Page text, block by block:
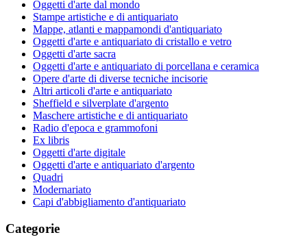
Oggetti d'arte dal mondo
Stampe artistiche e di antiquariato
Mappe, atlanti e mappamondi d'antiquariato
Oggetti d'arte e antiquariato di cristallo e vetro
Oggetti d'arte sacra
Oggetti d'arte e antiquariato di porcellana e ceramica
Opere d'arte di diverse tecniche incisorie
Altri articoli d'arte e antiquariato
Sheffield e silverplate d'argento
Maschere artistiche e di antiquariato
Radio d'epoca e grammofoni
Ex libris
Oggetti d'arte digitale
Oggetti d'arte e antiquariato d'argento
Quadri
Modernariato
Capi d'abbigliamento d'antiquariato
Categorie